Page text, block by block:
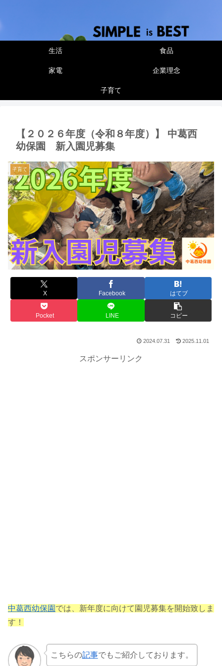
生活 食品
家電 企業理念
子育て
【２０２６年度（令和８年度）】 中葛西
幼保園 新入園児募集
子育て
X Facebook はてブ
Pocket LINE コピー
2024.07.31 2025.11.01
スポンサーリンク
中葛西幼保園 では、新年度に向けて園児募集を開始致しま
す！
こちらの記事でもご紹介しております。